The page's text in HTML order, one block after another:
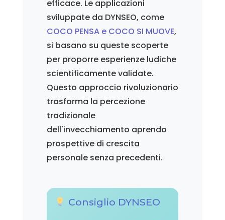
efficace. Le applicazioni
sviluppate da DYNSEO, come
COCO PENSA e COCO SI MUOVE,
si basano su queste scoperte
per proporre esperienze ludiche
scientificamente validate.
Questo approccio rivoluzionario
trasforma la percezione
tradizionale
dell'invecchiamento aprendo
prospettive di crescita
personale senza precedenti.
Consiglio DYNSEO